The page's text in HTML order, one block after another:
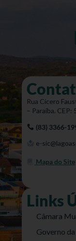
Rua Cícero
– Paraíba. CEP:
(83) 3366-
e-
Mapa do Site
Links
Câmara
Governo